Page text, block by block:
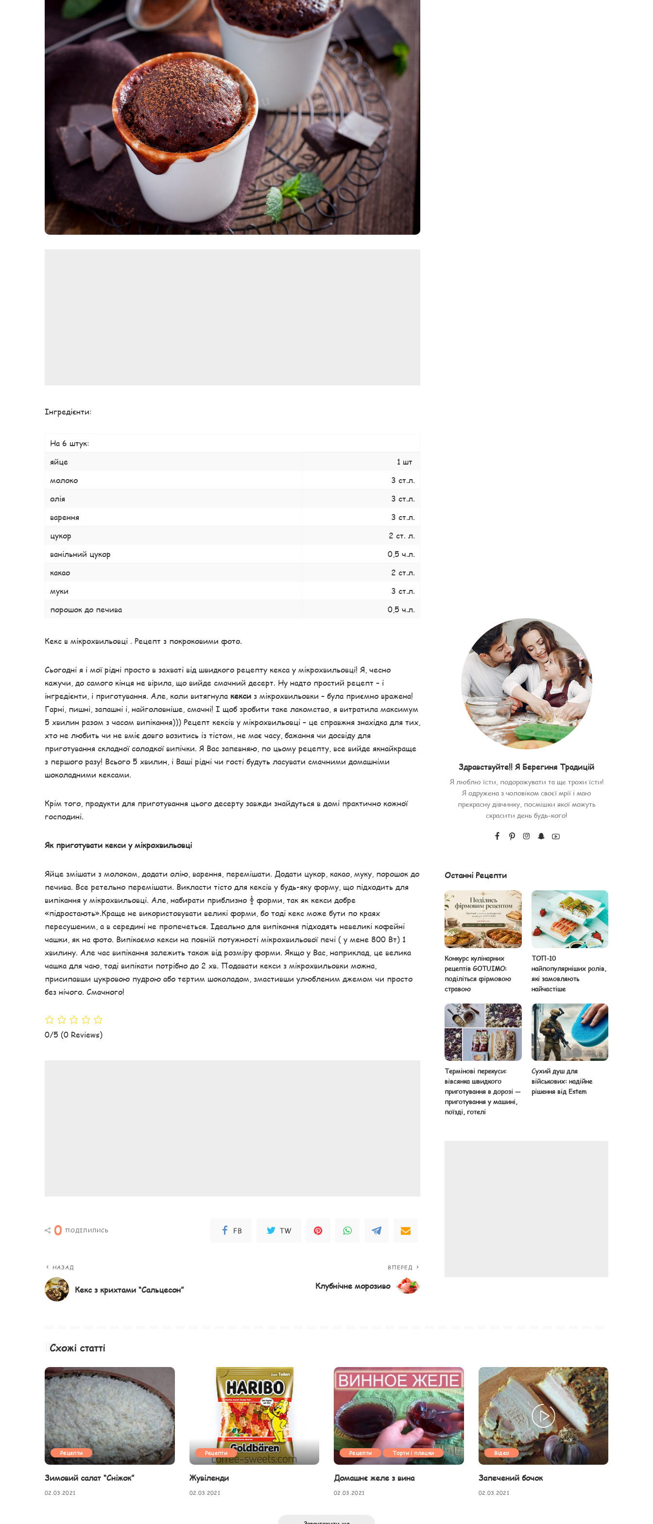
Картопля з м’ясом
Мясо по-французьки
Шинка
Рецепти із фаршу
Інгредієнти:
На 6 штук:
яйце
1 шт
молоко
3 ст.л.
олія
3 ст.л.
варення
3 ст.л.
цукор
2 ст. л.
ванільний цукор
0,5 ч.л.
какао
2 ст.л.
муки
3 ст.л.
порошок до печива
0,5 ч.л.
Кекс в мікрохвильовці . Рецепт з покроковими фото.
Сьогодні я і мої рідні просто в захваті від швидкого рецепту кекса у мікрохвильовці! Я, чесно
кажучи, до самого кінця не вірила, що вийде смачний десерт. Ну надто простий рецепт – і
інгредієнти, і приготування. Але, коли витягнула кекси з мікрохвильовки – була приємно вражена!
Гарні, пишні, запашні і, найголовніше, смачні! І щоб зробити таке лакомство, я витратила максимум
5 хвилин разом з часом випікання))) Рецепт кексів у мікрохвильовці – це справжня знахідка для тих,
хто не любить чи не вміє довго возитись із тістом, не має часу, бажання чи досвіду для
приготування складної солодкої випічки. Я Вас запевняю, по цьому рецепту, все вийде якнайкраще
з першого разу! Всього 5 хвилин, і Ваші рідні чи гості будуть ласувати смачними домашніми
шоколадними кексами.
Крім того, продукти для приготування цього десерту завжди знайдуться в домі практично кожної
господині.
Як приготувати кекси у мікрохвильовці
Яйце змішати з молоком, додати олію, варення, перемішати. Додати цукор, какао, муку, порошок до
печива. Все ретельно перемішати. Викласти тісто для кексів у будь-яку форму, що підходить для
випікання у мікрохвильовці. Але, набирати приблизно ½ форми, так як кекси добре
«підростають».Краще не використовувати великі форми, бо тоді кекс може бути по краях
пересушеним, а в середині не пропечеться. Ідеально для випікання підходять невеликі кофейні
чашки, як на фото. Випікаємо кекси на повній потужності мікрохвильової печі ( у мене 800 Вт) 1
хвилину. Але час випікання залежить також від розміру форми. Якщо у Вас, наприклад, це велика
чашка для чаю, тоді випікати потрібно до 2 хв. Подавати кекси з мікрохвильовки можна,
присипавши цукровою пудрою або тертим шоколадом, змастивши улюбленим джемом чи просто
без нічого. Смачного!
0/5 (0 Reviews)
0 ПОДІЛИЛИСЬ FB TW
НАЗАД
Кекс з крихтами “Сальцесон”
ВПЕРЕД
Клубнічне морозиво
Здравствуйте!! Я Берегиня Традицій
Я люблю їсти, подорожувати та ще трохи їсти!
Я одружена з чоловіком своєї мрії і маю
прекрасну дівчинку, посмішки якої можуть
скрасити день будь-кого!
Останні Рецепти
Конкурс кулінарних
рецептів GOTUIMO:
поділіться фірмовою
стравою
ТОП-10
найпопулярніших ролів,
які замовляють
найчастіше
Термінові перекуси:
вівсянка швидкого
приготування в дорозі —
приготування у машині,
поїзді, готелі
Сухий душ для
військових: надійне
рішення від Estem
Схожі статті
Рецепти
Зимовий салат “Сніжок”
02.03.2021
Рецепти
Жувіленди
02.03.2021
Рецепти Торти і пляцки
Домашнє желе з вина
02.03.2021
Відео
Запечений бочок
02.03.2021